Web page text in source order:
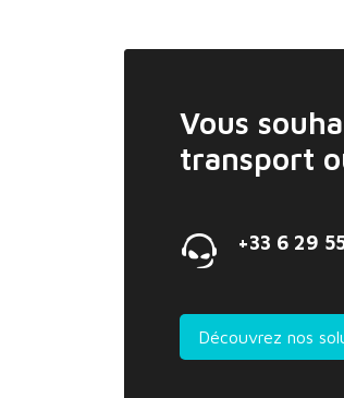
Vous
transport
+33 6 29
Découvrez nos